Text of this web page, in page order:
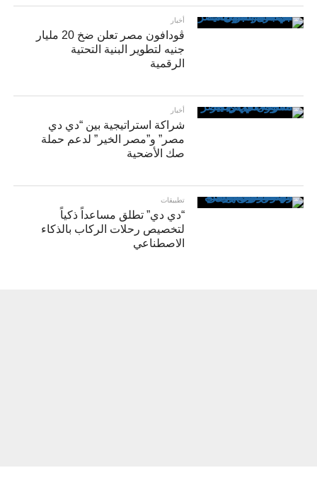
أخبار
ڤودافون مصر تعلن ضخ 20 مليار
جنيه لتطوير البنية التحتية
الرقمية
أخبار
شراكة استراتيجية بين “دي دي
مصر” و”مصر الخير” لدعم حملة
صك الأضحية
تطبيقات
“دي دي” تطلق مساعداً ذكياً
لتخصيص رحلات الركاب بالذكاء
الاصطناعي